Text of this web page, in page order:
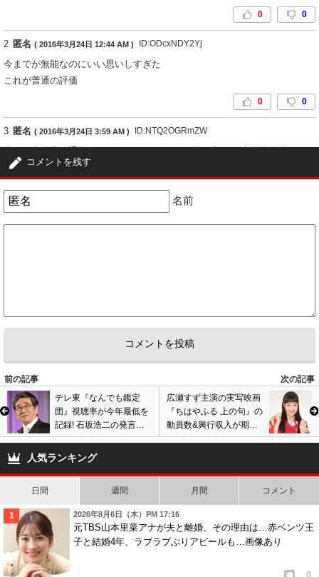
0 0
2 匿名 ( 2016年3月24日 12:44 AM ) ID:ODcxNDY2Yj
今までが無能なのにいい思いしすぎた
これが普通の評価
0 0
3 匿名 ( 2016年3月24日 3:59 AM ) ID:NTQ2OGRmZW
じゃないかパープリン姉さん(笑)。
乃木坂46や欅坂46や桜坂やみちょぱが出てるし、フルーツジッパーとかゆ
0
6 匿名 ( 2025年1月16日 8:29 AM ) ID:MTllY2EyZm
木下優樹菜と一緒。終わった人。
今はフルーツジッパーの時代‼️
コメントを残す
名前
前の記事
次の記事
テレ東『なんでも鑑定
団』視聴率が今年最低を
記録! 石坂浩二の発言カ
ット騒動、番組降板決定
の余波か? 福澤朗に交代
で更に低迷?
広瀬すず主演の実写映画
『ちはやふる 上の句』の
動員数&興行収入が期待
はずれの結果! 有村架純
人気ランキング
日間 週間 月間 コメント
2026年8月6日（木）PM 17:16
元TBS山本里菜アナが夫と離婚、その理由は…赤ベンツ王
子と結婚4年、ラブラブぶりアピールも…画像あり
0